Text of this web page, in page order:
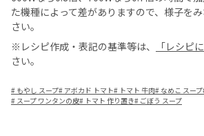
た機種によって差がありますので、様子を
さい。
※レシピ作成・表記の基準等は、
「レシピ
さい。
# もやし スープ# アボカド トマト# トマト 牛肉# なめこ スープ
# スープ ワンタンの皮# トマト 作り置き# ごぼう スープ